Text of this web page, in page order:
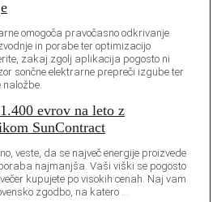
omogoča pravočasno odkrivanje
in porabe ter optimizacijo
zakaj zgolj aplikacija pogosto ni
sončne elektrarne prepreči izgube ter
naložbe.
evrov na leto z
SunContract
veste, da se največ energije proizvede
najmanjša. Vaši viški se pogosto
kupujete po visokih cenah. Naj vam
zgodbo, na katero …